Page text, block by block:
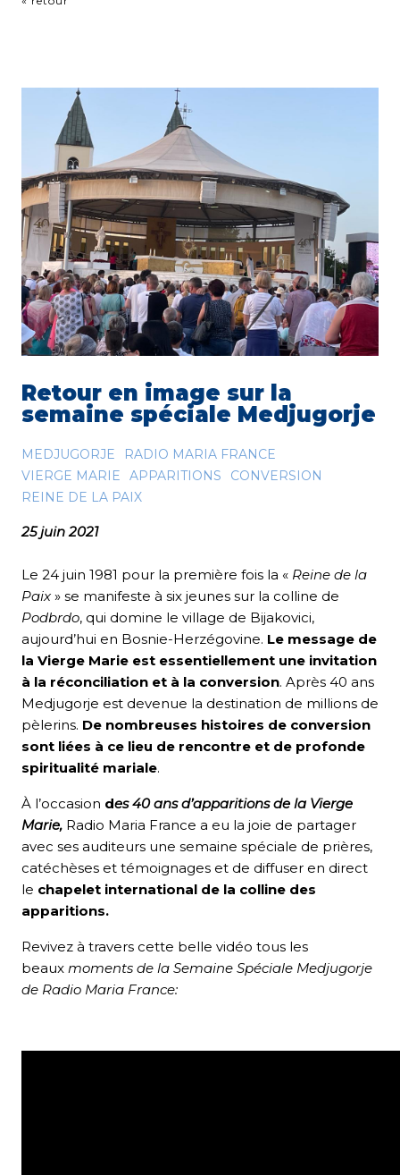
Retour en image sur la
semaine spéciale Medjugorje
MEDJUGORJE
RADIO MARIA FRANCE
VIERGE MARIE
APPARITIONS
CONVERSION
REINE DE LA PAIX
25 juin 2021
Le 24 juin 1981 pour la première fois la « Reine de la
Paix » se manifeste à six jeunes sur la colline de
Podbrdo, qui domine le village de Bijakovici,
aujourd’hui en Bosnie-Herzégovine. Le message de
la Vierge Marie est essentiellement une invitation
à la réconciliation et à la conversion. Après 40 ans
Medjugorje est devenue la destination de millions de
pèlerins. De nombreuses histoires de conversion
sont liées à ce lieu de rencontre et de profonde
spiritualité mariale.
À l’occasion des 40 ans d’apparitions de la Vierge
Marie, Radio Maria France a eu la joie de partager
avec ses auditeurs une semaine spéciale de prières,
catéchèses et témoignages et de diffuser en direct
le chapelet international de la colline des
apparitions.
Revivez à travers cette belle vidéo tous les
beaux moments de la Semaine Spéciale Medjugorje
de Radio Maria France: